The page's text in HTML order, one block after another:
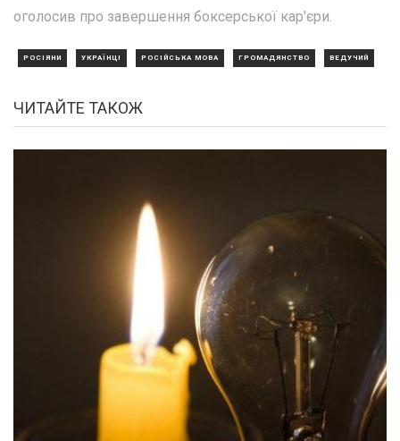
оголосив про завершення боксерської кар'єри.
РОСІЯНИ УКРАЇНЦІ РОСІЙСЬКА МОВА ГРОМАДЯНСТВО ВЕДУЧИЙ
ЧИТАЙТЕ ТАКОЖ